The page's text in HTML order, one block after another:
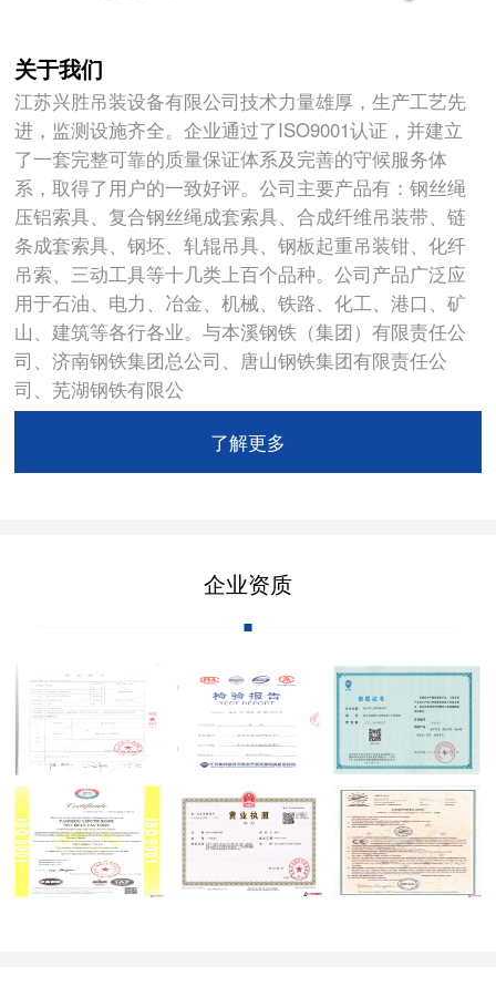
关于我们
江苏兴胜吊装设备有限公司技术力量雄厚，生产工艺先
进，监测设施齐全。企业通过了ISO9001认证，并建立
了一套完整可靠的质量保证体系及完善的守候服务体
系，取得了用户的一致好评。公司主要产品有：钢丝绳
压铝索具、复合钢丝绳成套索具、合成纤维吊装带、链
条成套索具、钢坯、轧辊吊具、钢板起重吊装钳、化纤
吊索、三动工具等十几类上百个品种。公司产品广泛应
用于石油、电力、冶金、机械、铁路、化工、港口、矿
山、建筑等各行各业。与本溪钢铁（集团）有限责任公
司、济南钢铁集团总公司、唐山钢铁集团有限责任公
司、芜湖钢铁有限公
了解更多
企业资质